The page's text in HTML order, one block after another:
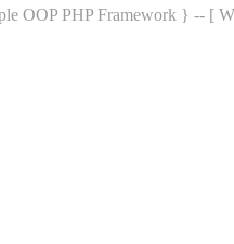
OOP PHP Framework } -- [